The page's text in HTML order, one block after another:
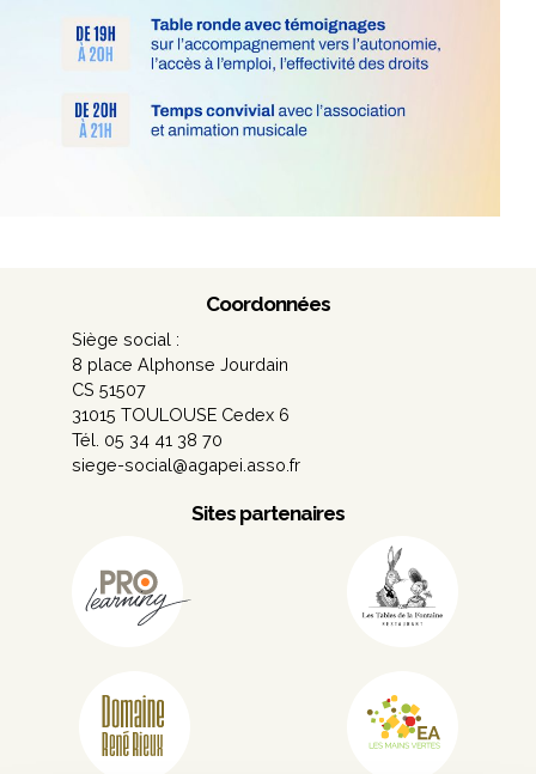
Coordonnées
Siège social :
8 place Alphonse Jourdain
CS 51507
31015 TOULOUSE Cedex 6
Tél. 05 34 41 38 70
siege-social@agapei.asso.fr
Sites partenaires